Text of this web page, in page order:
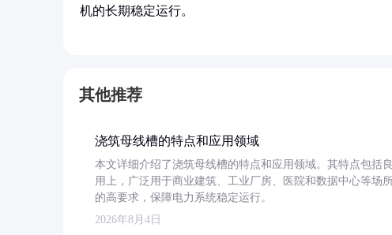
机的长期稳定运行。
其他推荐
浇筑母线槽的特点和应用领域
本文详细介绍了浇筑母线槽的特点和应用领域。其特点包括
用上，广泛用于商业建筑、工业厂房、医院和数据中心等场
的高要求，保障电力系统稳定运行。
2026年8月4日